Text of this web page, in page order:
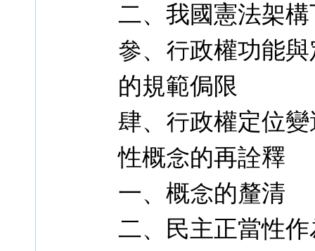
二、我國憲法架
參、行政權功能
的規範侷限
肆、行政權定位
性概念的再詮釋
一、概念的釐清
二、民主正當性